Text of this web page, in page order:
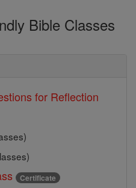
Bible Classes
for Reflection
Certificate